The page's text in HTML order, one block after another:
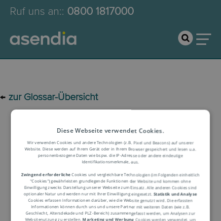
Ruf uns an:: 0800 1817000
← zur Glossar-Übersicht
Logistik-Glossar
Begriffserklärung
Diese Webseite verwendet Cookies.
Wir verwenden Cookies und andere Technologien (z.B. Pixel und Beacons) auf unserer
Website. Diese werden auf Ihrem Gerät oder in Ihrem Browser gespeichert und lesen u.a.
personenbezogene Daten wie bspw. die IP-Adresse oder andere eindeutige
Identifikationsmerkmale, aus.
Zwingend erforderlicheCookies und vergleichbare Technologien (im Folgenden einheitlich
"Cookies") gewährleisten grundlegende Funktionen der Website und kommen ohne
Einwilligung zwecks Darstellung unserer Webseite zum Einsatz. Alle anderen Cookies sind
optionaler Natur und werden nur mit Ihrer Einwilligung eingesetzt.Statistik und Analyse
Cookies erfassen Informationen darüber, wie die Website genutzt wird. Die erfassten
Informationen können durch uns und unsere Partner mit weiteren Daten (wie z.B.
Geschlecht, Altersdekade und PLZ-Bereich) zusammengefasst werden, um Analysen zur
Websitenutzung zu erstellen.Marketing und Werbung Cookies werden verwendet, um